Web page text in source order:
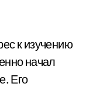
к изучению
начал
Его